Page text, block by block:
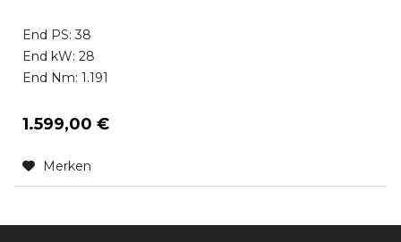
End PS: 38
End kW: 28
End Nm: 1.191
1.599,00 €
Merken